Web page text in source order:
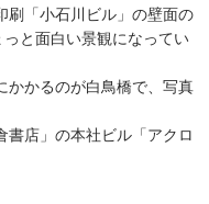
「小石川ビル」の壁面の
と面白い景観になってい
かるのが白鳥橋で、写真
店」の本社ビル「アクロ